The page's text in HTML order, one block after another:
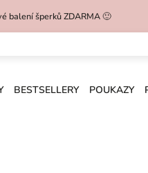
balení šperků ZDARMA 🙂
BESTSELLERY POUKAZY